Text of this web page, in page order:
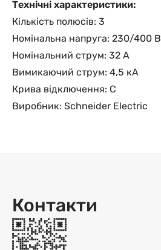
Технічні характеристики:
Кількість полюсів: 3
Номінальна напруга: 230/400 В
Номінальний струм: 32 А
Вимикаючий струм: 4,5 кА
Крива відключення: C
Виробник: Schneider Electric
Контакти